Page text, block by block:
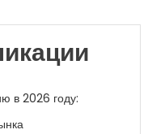
в 2026 году: